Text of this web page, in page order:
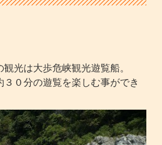
光は大歩危峡観光遊覧船。
０分の遊覧を楽しむ事ができ